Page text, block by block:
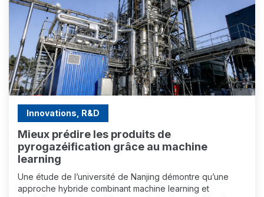
Innovations, R&D
Mieux prédire les produits de
pyrogazéification grâce au machine
learning
Une étude de l’université de Nanjing démontre qu’une
approche hybride combinant machine learning et